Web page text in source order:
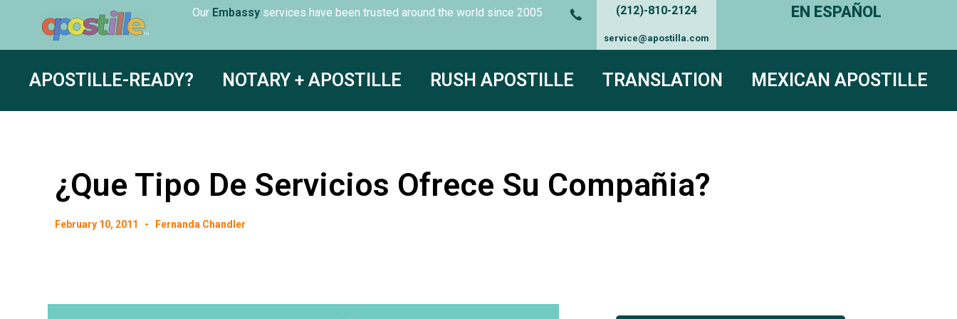
Our Translation services have been trusted around the world since
(212)-810-2124
service@apostilla.com
EN ESPAÑOL
APOSTILLE-READY? NOTARY + APOSTILLE RUSH APOSTILLE TRANSLATION MEXICAN APOSTILLE
¿Que Tipo De Servicios Ofrece Su Compañia?
February 10, 2011 Fernanda Chandler